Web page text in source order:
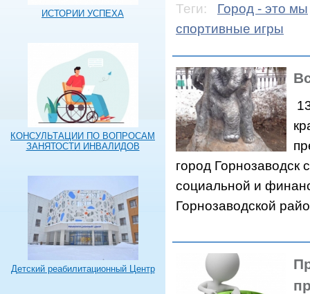
ИСТОРИИ УСПЕХА
КОНСУЛЬТАЦИИ ПО ВОПРОСАМ
ЗАНЯТОСТИ ИНВАЛИДОВ
Детский реабилитационный Центр
Теги:
Город - это мы
спортивные игры
город Горнозаводск
социальной и
Горнозаводской